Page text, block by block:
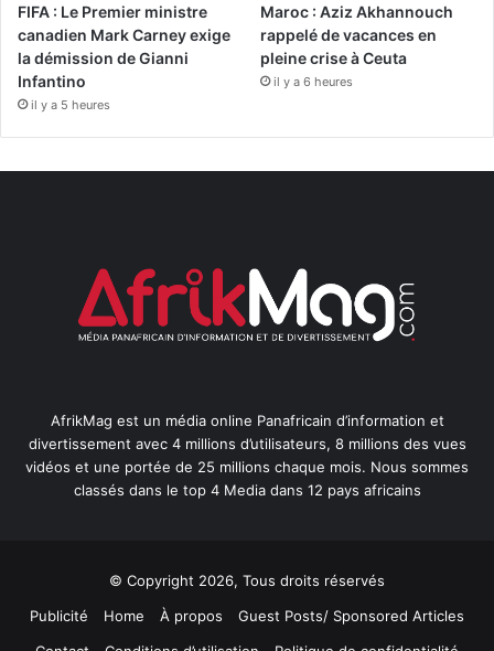
FIFA : Le Premier ministre
canadien Mark Carney exige
la démission de Gianni
Infantino
il y a 5 heures
Maroc : Aziz Akhannouch
rappelé de vacances en
pleine crise à Ceuta
il y a 6 heures
AfrikMag est un média online Panafricain d’information et
divertissement avec 4 millions d’utilisateurs, 8 millions des vues
vidéos et une portée de 25 millions chaque mois. Nous sommes
classés dans le top 4 Media dans 12 pays africains
© Copyright 2026, Tous droits réservés
Publicité
Home À propos
Guest Posts/ Sponsored Articles